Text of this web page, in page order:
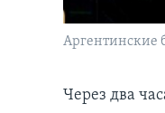
Аргентинские
Через два